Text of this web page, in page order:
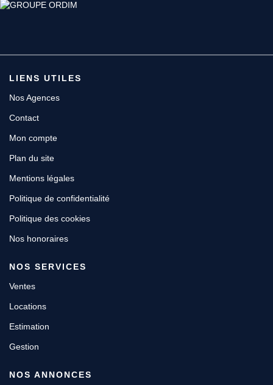
LIENS UTILES
Nos Agences
Contact
Mon compte
Plan du site
Mentions légales
Politique de confidentialité
Politique des cookies
Nos honoraires
NOS SERVICES
Ventes
Locations
Estimation
Gestion
NOS ANNONCES